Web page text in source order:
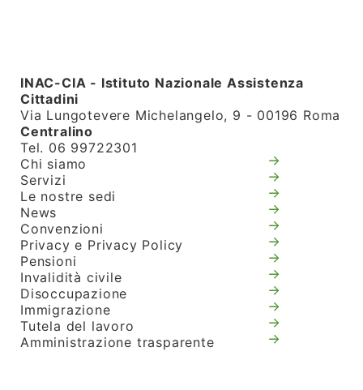
INAC-CIA - Istituto Nazionale Assistenza
Cittadini
Via Lungotevere Michelangelo, 9 - 00196 Roma
Centralino
Tel. 06 99722301
Chi siamo
Servizi
Le nostre sedi
News
Convenzioni
Privacy e Privacy Policy
Pensioni
Invalidità civile
Disoccupazione
Immigrazione
Tutela del lavoro
Amministrazione trasparente